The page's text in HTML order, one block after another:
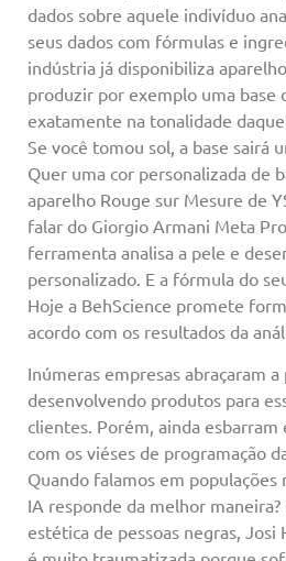
dados sobre aquele indivíduo
seus dados com fórmulas e
indústria já disponibiliza
produzir por exemplo uma base
exatamente na tonalidade
Se você tomou sol, a base sairá
Quer uma cor personalizada de
aparelho Rouge sur Mesure de
falar do Giorgio Armani Meta
ferramenta analisa a pele e
personalizado. E a fórmula do
Hoje a BehScience promete
acordo com os resultados da
Inúmeras empresas abraçaram
desenvolvendo produtos para
clientes. Porém, ainda esbarram
com os viéses de programação
Quando falamos em populações
IA responde da melhor
estética de pessoas negras, Josi